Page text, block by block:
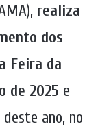
realiza
dos
Feira da
de 2025 e
ano, no